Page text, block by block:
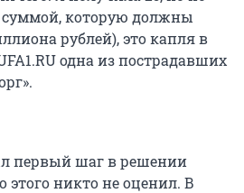
которую должны
рублей), это капля в
одна из пострадавших
первый шаг в решении
никто не оценил. В